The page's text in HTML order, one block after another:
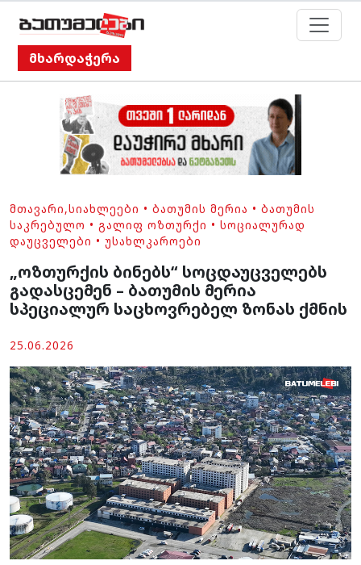
მხარდაჭერა
ᲛᲗᲐᲕᲐᲠᲘ,ᲡᲘᲐᲮᲚᲔᲔᲑᲘ • ᲑᲐᲗᲣᲛᲘᲡ ᲛᲔᲠᲘᲐ • ᲑᲐᲗᲣᲛᲘᲡ
ᲡᲐᲙᲠᲔᲑᲣᲚᲝ • ᲒᲐᲚᲘᲤ ᲝᲖᲗᲣᲠᲥᲘ • ᲡᲝᲪᲘᲐᲚᲣᲠᲐᲓ
ᲓᲐᲣᲪᲕᲔᲚᲔᲑᲘ • ᲣᲡᲐᲮᲚᲙᲐᲠᲝᲔᲑᲘ
„ოზთურქის ბინებს“ სოცდაუცველებს
გადასცემენ – ბათუმის მერია
სპეციალურ საცხოვრებელ ზონას ქმნის
25.06.2026